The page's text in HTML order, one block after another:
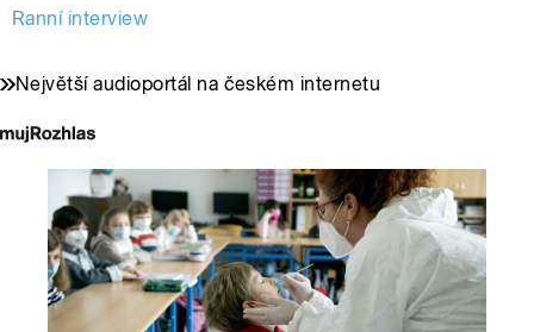
Ranní interview
Největší audioportál na českém internetu